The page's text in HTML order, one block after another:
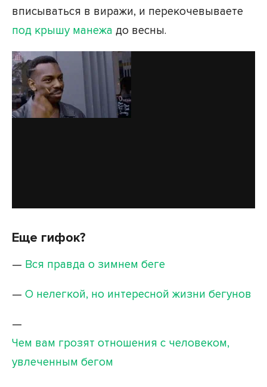
вписываться в виражи, и перекочевываете
под крышу манежа до весны.
Еще гифок?
— Вся правда о зимнем беге
— О нелегкой, но интересной жизни бегунов
—
Чем вам грозят отношения с человеком,
увлеченным бегом